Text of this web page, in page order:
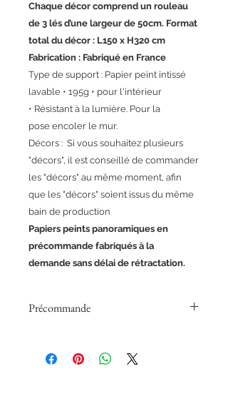
Chaque décor comprend un rouleau
de 3 lés d’une largeur de 50cm. Format
total du décor : L150 x H320 cm
Fabrication : Fabriqué en France
Type de support : Papier peint intissé
lavable • 195g • pour l'intérieur
• Résistant à la lumière. Pour la
pose encoler le mur.
Décors : Si vous souhaitez plusieurs
"décors", il est conseillé de commander
les "décors" au même moment, afin
que les "décors" soient issus du même
bain de production
Papiers peints panoramiques en
précommande fabriqués à la
demande sans délai de rétractation.
Précommande
demande sans délai de rétractation.